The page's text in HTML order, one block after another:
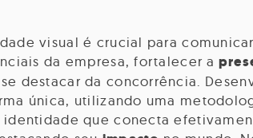
visual é crucial para
da empresa, fortalecer a
destacar da concorrência.
única, utilizando uma
identidade que conecta